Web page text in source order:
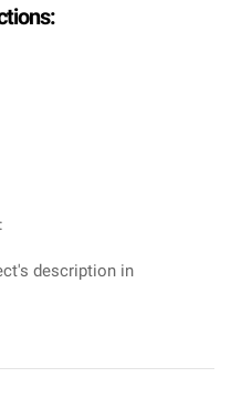
description in